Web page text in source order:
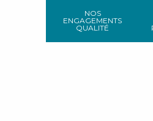
NOS
ENGAGEMENTS
QUALITÉ